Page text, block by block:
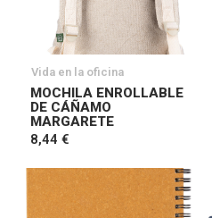
Vida en la oficina
MOCHILA ENROLLABLE
DE CÁÑAMO
MARGARETE
8,44 €